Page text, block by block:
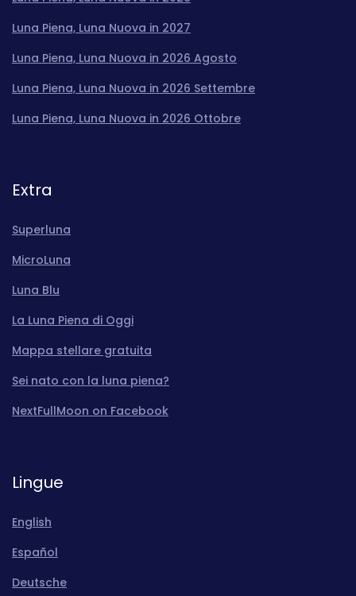
Luna Piena, Luna Nuova in 2027
Luna Piena, Luna Nuova in 2026 Agosto
Luna Piena, Luna Nuova in 2026 Settembre
Luna Piena, Luna Nuova in 2026 Ottobre
Extra
Superluna
MicroLuna
Luna Blu
La Luna Piena di Oggi
Mappa stellare gratuita
Sei nato con la luna piena?
NextFullMoon on Facebook
Lingue
English
Español
Deutsche